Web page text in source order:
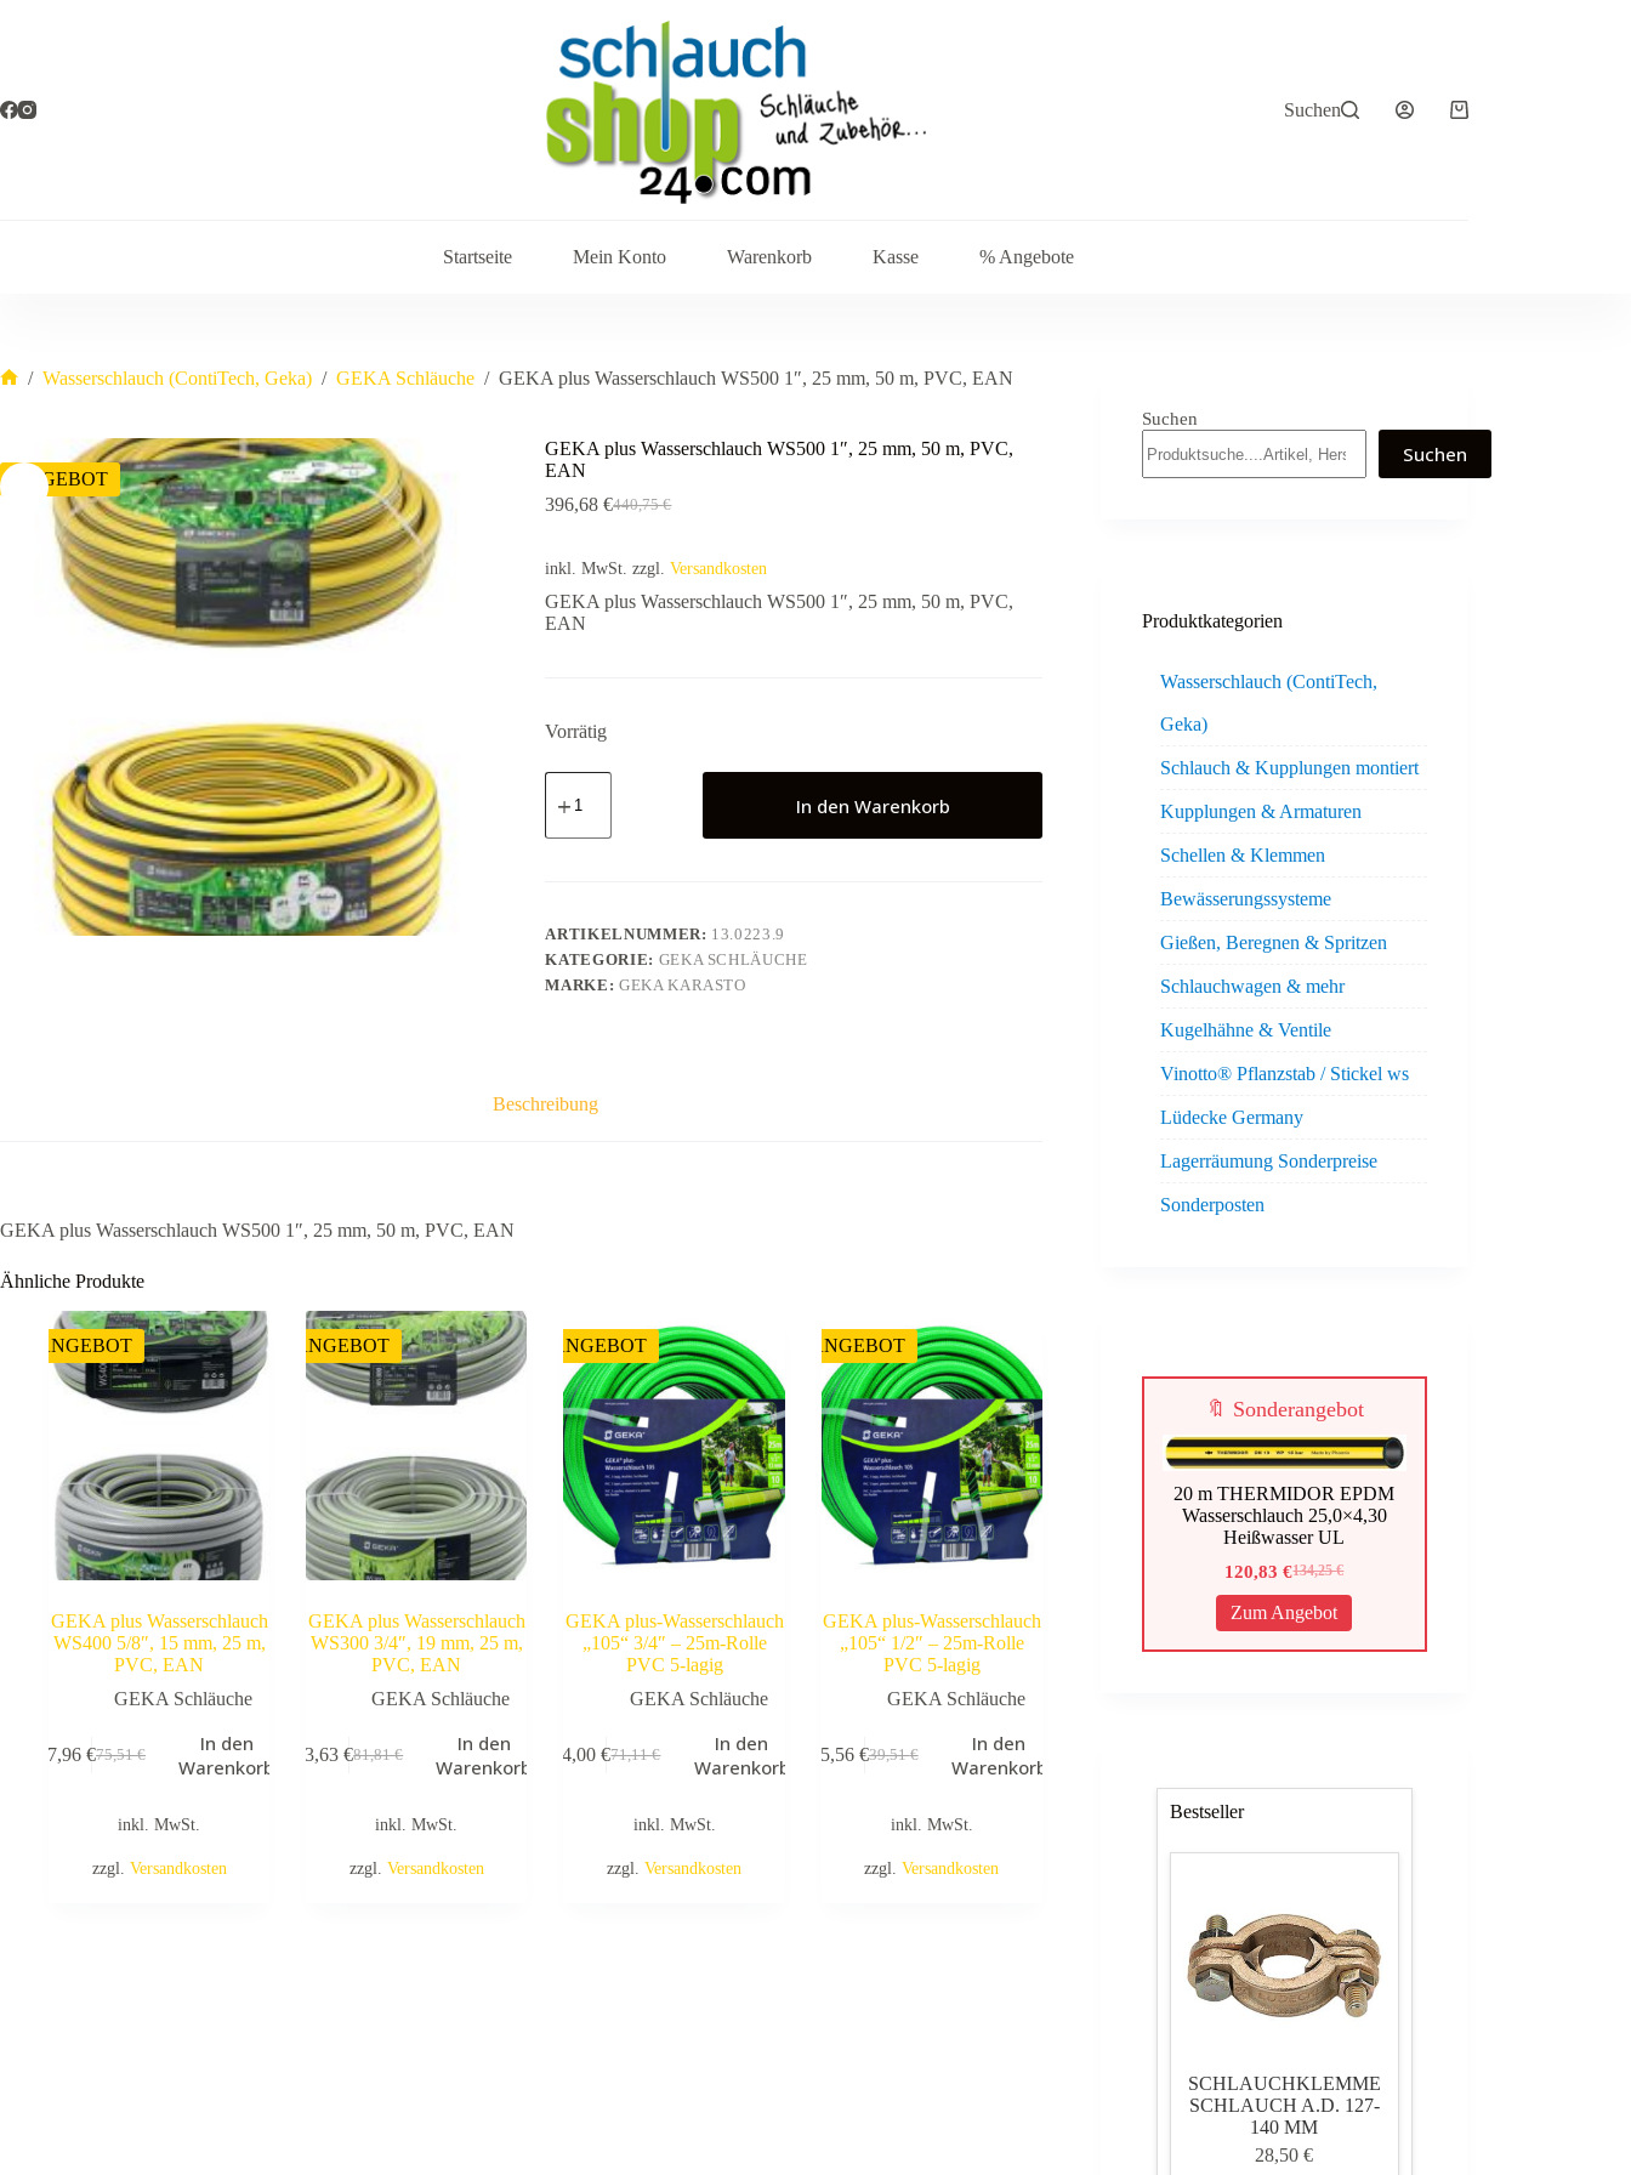
Suchen Warenkorb
Startseite Mein Konto Warenkorb Kasse % Angebote
/ Wasserschlauch (ContiTech, Geka) / GEKA Schläuche / GEKA plus Wasserschlauch WS500 1″, 25 mm, 50 m, PVC, EAN
ANGEBOT
GEKA plus Wasserschlauch WS500 1″, 25 mm, 50 m, PVC,
EAN
440,75€
Ursprünglicher
war:
440,75 €
396,68€Aktueller
ist:
396,68 €.
inkl. MwSt. zzgl.Versandkosten
GEKA plus Wasserschlauch WS500 1″, 25 mm, 50 m, PVC,
EAN
Vorrätig
GEKA
plus
WS500
50
m,
PVC,
EAN
In den Warenkorb
ARTIKELNUMMER: 13.0223.9
KATEGORIE: GEKA SCHLÄUCHE
MARKE: GEKA KARASTO
Beschreibung
GEKA plus Wasserschlauch WS500 1″, 25 mm, 50 m, PVC, EAN
Ähnliche Produkte
ANGEBOT
GEKA plus Wasserschlauch
WS400 5/8″, 15 mm, 25 m,
PVC, EAN
GEKA Schläuche
75,51€
Ursprünglicher
75,51 €
67,96€Aktueller
67,96 €.
In den
Warenkorb
inkl. MwSt.
zzgl. Versandkosten
ANGEBOT
GEKA plus Wasserschlauch
WS300 3/4″, 19 mm, 25 m,
PVC, EAN
GEKA Schläuche
81,81€
Ursprünglicher
81,81 €
73,63€Aktueller
73,63 €.
In den
Warenkorb
inkl. MwSt.
zzgl. Versandkosten
ANGEBOT
GEKA plus-Wasserschlauch
„105“ 3/4″ – 25m-Rolle
PVC 5-lagig
GEKA Schläuche
71,11€
Ursprünglicher
71,11 €
64,00€Aktueller
64,00 €.
In den
Warenkorb
inkl. MwSt.
zzgl. Versandkosten
ANGEBOT
GEKA plus-Wasserschlauch
„105“ 1/2″ – 25m-Rolle
PVC 5-lagig
GEKA Schläuche
39,51€
Ursprünglicher
39,51 €
35,56 €Aktueller
35,56 €.
In den
Warenkorb
inkl. MwSt.
zzgl.Versandkosten
Suchen
Suchen
Produktkategorien
Wasserschlauch (ContiTech,
Geka)
Schlauch & Kupplungen montiert
Kupplungen & Armaturen
Schellen & Klemmen
Bewässerungssysteme
Gießen, Beregnen & Spritzen
Schlauchwagen & mehr
Kugelhähne & Ventile
Vinotto® Pflanzstab / Stickel ws
Lüdecke Germany
Lagerräumung Sonderpreise
Sonderposten
🔖 Sonderangebot
20 m THERMIDOR EPDM
Wasserschlauch 25,0×4,30
Heißwasser UL
134,25€
Ursprünglicher
Preis
war:
134,25 €
120,83€
Aktueller
Preis
ist:
120,83 €.
Zum Angebot
Bestseller
SCHLAUCHKLEMME
SCHLAUCH A.D. 127-
140 MM
28,50€